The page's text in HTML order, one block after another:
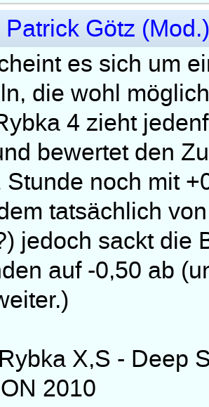
Patrick Götz
es sich um
die wohl
4 zieht
bewertet den
Stunde noch mit
tatsächlich
jedoch sackt die
auf -0,50 ab
X,S - Deep
2010